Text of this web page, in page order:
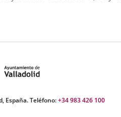
España. Teléfono:+34 983 426 100